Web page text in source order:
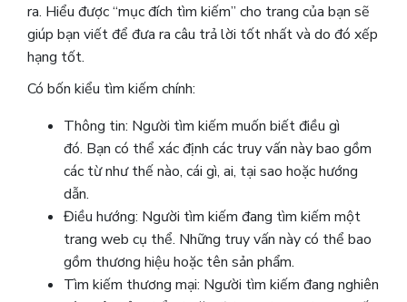
ra. Hiểu được “mục đích tìm kiếm” cho trang của bạn sẽ
giúp bạn viết để đưa ra câu trả lời tốt nhất và do đó xếp
hạng tốt.
Có bốn kiểu tìm kiếm chính:
Thông tin: Người tìm kiếm muốn biết điều gì
đó. Bạn có thể xác định các truy vấn này bao gồm
các từ như thế nào, cái gì, ai, tại sao hoặc hướng
dẫn.
Điều hướng: Người tìm kiếm đang tìm kiếm một
trang web cụ thể. Những truy vấn này có thể bao
gồm thương hiệu hoặc tên sản phẩm.
Tìm kiếm thương mại: Người tìm kiếm đang nghiên